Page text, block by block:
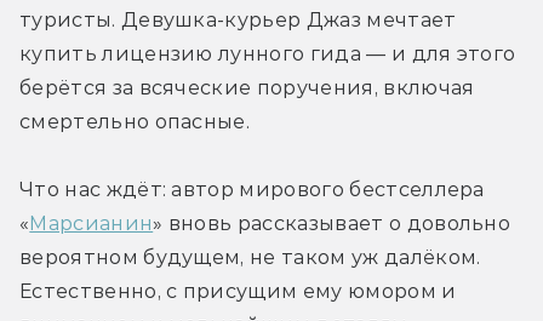
туристы. Девушка-курьер Джаз мечтает
купить лицензию лунного гида — и для этого
берётся за всяческие поручения, включая
смертельно опасные.
Что нас ждёт: автор мирового бестселлера
«Марсианин» вновь рассказывает о довольно
вероятном будущем, не таком уж далёком.
Естественно, с присущим ему юмором и